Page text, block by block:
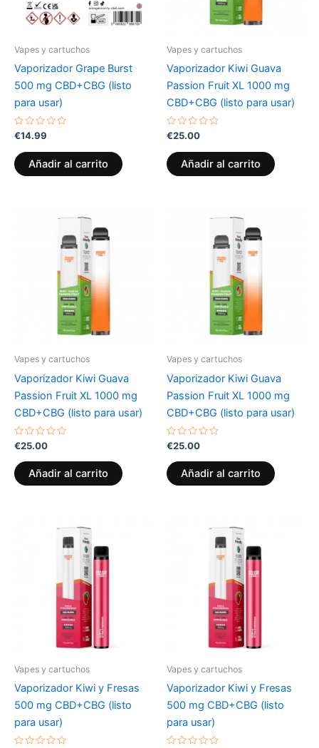
Vapes y cartuchos
Vaporizador Grape Burst
500 mg CBD+CBG (listo
para usar)
Valorado
de
5
€14.99
Añadir al carrito
Vapes y cartuchos
Vaporizador Kiwi Guava
Passion Fruit XL 1000 mg
CBD+CBG (listo para usar)
Valorado
de
5
€25.00
Añadir al carrito
Vapes y cartuchos
Vaporizador Kiwi Guava
Passion Fruit XL 1000 mg
CBD+CBG (listo para usar)
Valorado
con
de
5
€25.00
Añadir al carrito
Vapes y cartuchos
Vaporizador Kiwi Guava
Passion Fruit XL 1000 mg
CBD+CBG (listo para usar)
Valorado
con
de
5
€25.00
Añadir al carrito
Vapes y cartuchos
Vaporizador Kiwi y Fresas
500 mg CBD+CBG (listo
para usar)
Vapes y cartuchos
Vaporizador Kiwi y Fresas
500 mg CBD+CBG (listo
para usar)